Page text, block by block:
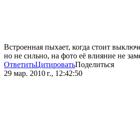
Встроенная пыхает, когда стоит
но не сильно, на фото её влияние не
ОтветитьЦитироватьПоделиться
29 мар. 2010 г., 12:42:50